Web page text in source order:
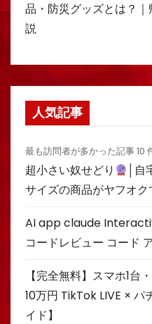
品・防災グッズとは？
説
人気記事
最も訪問者が多かった記事 10
超小さい奴せどり
│
サイズの商品がヤフオク
AI app claude
コードレビュー コード
【完全無料】スマホ1台
10万円 TikTok LIVE ×
イド】